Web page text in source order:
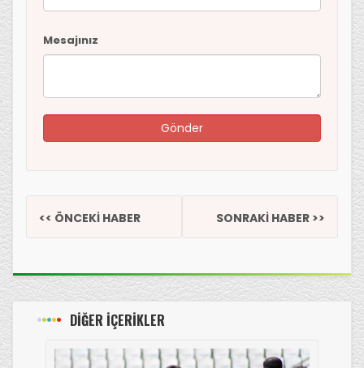
Mesajınız
<< ÖNCEKİ HABER SONRAKİ HABER >>
DİĞER İÇERİKLER